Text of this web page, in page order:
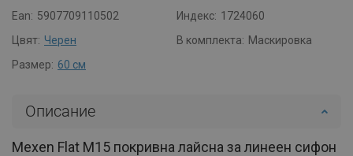
Ean: 5907709110502 Индекс: 1724060
Цвят: Черен В комплекта: Маскировка
Размер: 60 см
Описание
Mexen Flat M15 покривна лайсна за линеен сифон